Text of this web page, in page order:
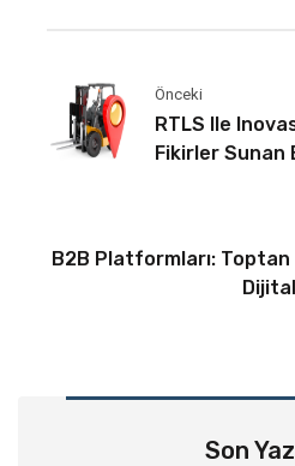
Son
Önceki
RTLS Ile
Fikirler Sunan
B2B Platformları: